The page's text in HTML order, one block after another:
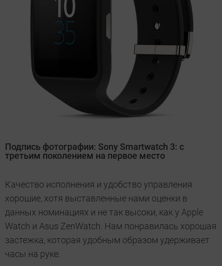
Подпись фотографии: Sony Smartwatch 3: с
третьим поколением на первое место
Качество исполнения и удобство управления
хорошие, хотя выставленные нами оценки в
данных номинациях и не так высоки, как у Apple
Watch и Asus ZenWatch. Нам понравилась хорошая
застежка, которая удобным образом удерживает
часы на руке.